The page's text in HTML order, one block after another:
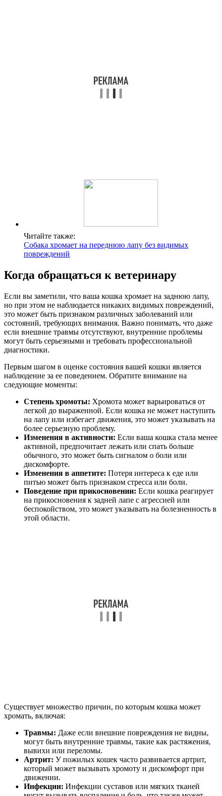
Читайте также:
Собака хромает на переднюю лапу без видимых
повреждений
Когда обращаться к ветеринару
Если вы заметили, что ваша кошка хромает на заднюю лапу,
но при этом не наблюдается никаких видимых повреждений,
это может быть признаком различных заболеваний или
состояний, требующих внимания. Важно понимать, что даже
если внешние травмы отсутствуют, внутренние проблемы
могут быть серьезными и требовать профессиональной
диагностики.
Первым шагом в оценке состояния вашей кошки является
наблюдение за ее поведением. Обратите внимание на
следующие моменты:
Степень хромоты: Хромота может варьироваться от
легкой до выраженной. Если кошка не может наступить
на лапу или избегает движения, это может указывать на
более серьезную проблему.
Изменения в активности: Если ваша кошка стала менее
активной, предпочитает лежать или спать больше
обычного, это может быть сигналом о боли или
дискомфорте.
Изменения в аппетите: Потеря интереса к еде или
питью может быть признаком стресса или боли.
Поведение при прикосновении: Если кошка реагирует
на прикосновения к задней лапе с агрессией или
беспокойством, это может указывать на болезненность в
этой области.
Существует множество причин, по которым кошка может
хромать, включая:
Травмы: Даже если внешние повреждения не видны,
могут быть внутренние травмы, такие как растяжения,
вывихи или переломы.
Артрит: У пожилых кошек часто развивается артрит,
который может вызывать хромоту и дискомфорт при
движении.
Инфекции: Инфекции суставов или мягких тканей